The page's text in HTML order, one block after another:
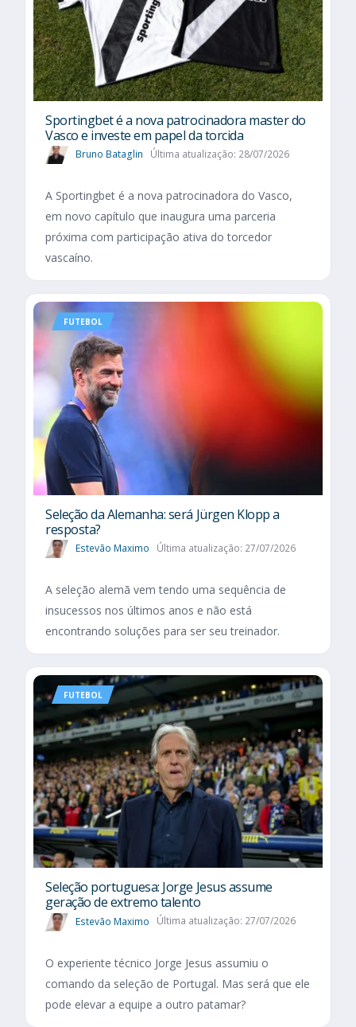
Sportingbet é a nova patrocinadora master do
Vasco e investe em papel da torcida
Bruno Bataglin Última atualização: 28/07/2026
A Sportingbet é a nova patrocinadora do Vasco,
em novo capítulo que inaugura uma parceria
próxima com participação ativa do torcedor
vascaíno.
FUTEBOL
Seleção da Alemanha: será Jürgen Klopp a
resposta?
Estevão Maximo Última atualização: 27/07/2026
A seleção alemã vem tendo uma sequência de
insucessos nos últimos anos e não está
encontrando soluções para ser seu treinador.
FUTEBOL
Seleção portuguesa: Jorge Jesus assume
geração de extremo talento
Estevão Maximo Última atualização: 27/07/2026
O experiente técnico Jorge Jesus assumiu o
comando da seleção de Portugal. Mas será que ele
pode elevar a equipe a outro patamar?